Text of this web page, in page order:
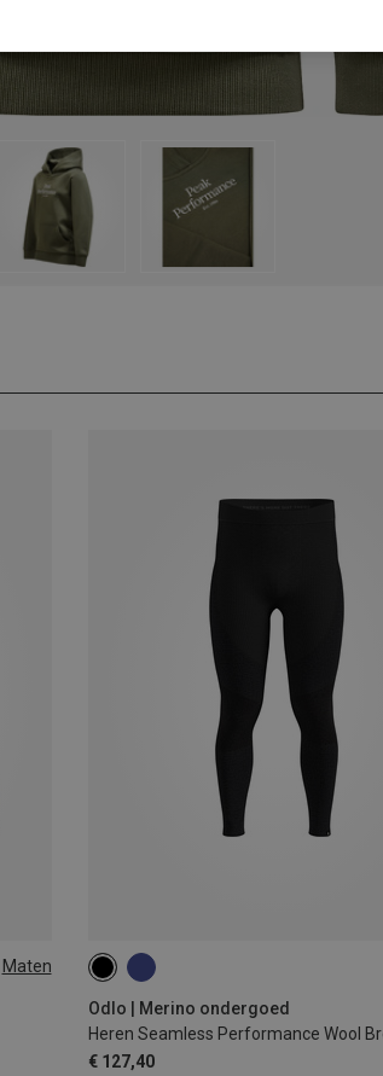
Maten
Odlo | Merino ondergoed
Heren Seamless Performance Wool
€ 127,40
S M